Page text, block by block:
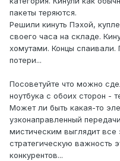
пакеты теряются.
Решили кинуть Пэхой,
своего часа на складе.
хомутами. Концы
потери...
Посоветуйте что можно
ноутбука с обоих сторон -
Может ли быть какая-то
узконаправленный
мистическим выглядит все
стратегическую важность
конкурентов...